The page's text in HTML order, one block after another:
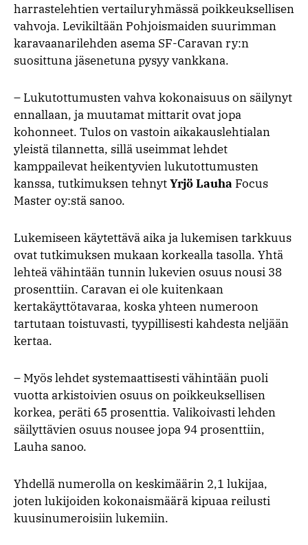
harrastelehtien vertailuryhmässä poikkeuksellisen
vahvoja. Levikiltään Pohjoismaiden suurimman
karavaanarilehden asema SF-Caravan ry:n
suosittuna jäsenetuna pysyy vankkana.
– Lukutottumusten vahva kokonaisuus on säilynyt
ennallaan, ja muutamat mittarit ovat jopa
kohonneet. Tulos on vastoin aikakauslehtialan
yleistä tilannetta, sillä useimmat lehdet
kamppailevat heikentyvien lukutottumusten
kanssa, tutkimuksen tehnytYrjö Lauha Focus
Master oy:stä sanoo.
Lukemiseen käytettävä aika ja lukemisen tarkkuus
ovat tutkimuksen mukaan korkealla tasolla. Yhtä
lehteä vähintään tunnin lukevien osuus nousi 38
prosenttiin. Caravan ei ole kuitenkaan
kertakäyttötavaraa, koska yhteen numeroon
tartutaan toistuvasti, tyypillisesti kahdesta neljään
kertaa.
– Myös lehdet systemaattisesti vähintään puoli
vuotta arkistoivien osuus on poikkeuksellisen
korkea, peräti 65 prosenttia. Valikoivasti lehden
säilyttävien osuus nousee jopa 94 prosenttiin,
Lauha sanoo.
Yhdellä numerolla on keskimäärin 2,1 lukijaa,
joten lukijoiden kokonaismäärä kipuaa reilusti
kuusinumeroisiin lukemiin.